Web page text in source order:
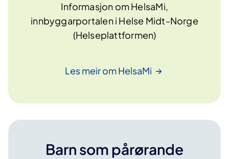
Informasjon om HelsaMi,
innbyggarportalen i Helse Midt-Norge
(Helseplattformen)
Les meir omHelsaMi
Barn som pårørande